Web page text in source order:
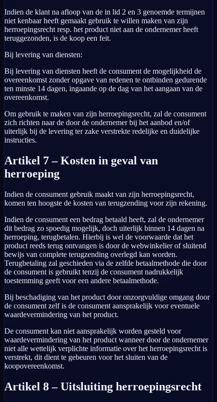
Indien de klant na afloop van de in lid 2 en 3 genoemde termijnen
niet kenbaar heeft gemaakt gebruik te willen maken van zijn
herroepingsrecht resp. het product niet aan de ondernemer heeft
teruggezonden, is de koop een feit.
Bij levering van diensten:
Bij levering van diensten heeft de consument de mogelijkheid de
overeenkomst zonder opgave van redenen te ontbinden gedurende
ten minste 14 dagen, ingaande op de dag van het aangaan van de
overeenkomst.
Om gebruik te maken van zijn herroepingsrecht, zal de consument
zich richten naar de door de ondernemer bij het aanbod en/of
uiterlijk bij de levering ter zake verstrekte redelijke en duidelijke
instructies.
Artikel 7 – Kosten in geval van
herroeping
Indien de consument gebruik maakt van zijn herroepingsrecht,
komen ten hoogste de kosten van terugzending voor zijn rekening.
Indien de consument een bedrag betaald heeft, zal de ondernemer
dit bedrag zo spoedig mogelijk, doch uiterlijk binnen 14 dagen na
herroeping, terugbetalen. Hierbij is wel de voorwaarde dat het
product reeds terug ontvangen is door de webwinkelier of sluitend
bewijs van complete terugzending overlegd kan worden.
Terugbetaling zal geschieden via de zelfde betaalmethode die door
de consument is gebruikt tenzij de consument nadrukkelijk
toestemming geeft voor een andere betaalmethode.
Bij beschadiging van het product door onzorgvuldige omgang door
de consument zelf is de consument aansprakelijk voor eventuele
waardevermindering van het product.
De consument kan niet aansprakelijk worden gesteld voor
waardevermindering van het product wanneer door de ondernemer
niet alle wettelijk verplichte informatie over het herroepingsrecht is
verstrekt, dit dient te gebeuren voor het sluiten van de
koopovereenkomst.
Artikel 8 – Uitsluiting herroepingsrecht